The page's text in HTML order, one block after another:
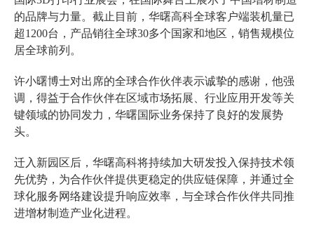
的品牌与力量。截止目前，华曙高科全球客户端装机量已
超1200台，产品销往全球30多个国家和地区，销售规模位
居全球前列。
许小曙博士对出席的全球合作伙伴表示诚挚的感谢，他强
调，得益于合作伙伴在区域市场拓展、行业应用开发等关
键领域的协同发力，华曙国际业务保持了良好的发展势
头。
迁入新园区后，华曙高科将持续加大研发投入保持技术领
先优势，为合作伙伴提供更稳定的供应链保障，并通过全
球化服务网络建设提升响应效率，与全球合作伙伴共同推
进增材制造产业化进程。